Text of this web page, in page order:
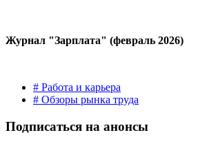
Журнал "Зарплата" (февраль 2026)
# Работа и карьера
# Обзоры рынка труда
Подписаться на анонсы